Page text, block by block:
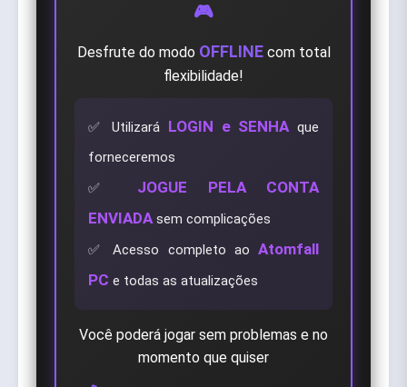
🎮
Desfrute do modo OFFLINEcom total
flexibilidade!
✅ Utilizará LOGIN e SENHAque
forneceremos
✅ JOGUE PELA CONTA
ENVIADAsem complicações
✅ Acesso completo ao Atomfall
PC e todas as atualizações
Você poderá jogar sem problemas e no
momento que quiser